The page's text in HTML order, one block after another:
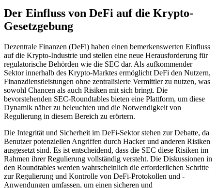
Der Einfluss von DeFi auf die Krypto-
Gesetzgebung
Dezentrale Finanzen (DeFi) haben einen bemerkenswerten Einfluss
auf die Krypto-Industrie und stellen eine neue Herausforderung für
regulatorische Behörden wie die SEC dar. Als aufkommender
Sektor innerhalb des Krypto-Marktes ermöglicht DeFi den Nutzern,
Finanzdienstleistungen ohne zentralisierte Vermittler zu nutzen, was
sowohl Chancen als auch Risiken mit sich bringt. Die
bevorstehenden SEC-Roundtables bieten eine Plattform, um diese
Dynamik näher zu beleuchten und die Notwendigkeit von
Regulierung in diesem Bereich zu erörtern.
Die Integrität und Sicherheit im DeFi-Sektor stehen zur Debatte, da
Benutzer potenziellen Angriffen durch Hacker und anderen Risiken
ausgesetzt sind. Es ist entscheidend, dass die SEC diese Risiken im
Rahmen ihrer Regulierung vollständig versteht. Die Diskussionen in
den Roundtables werden wahrscheinlich die erforderlichen Schritte
zur Regulierung und Kontrolle von DeFi-Protokollen und -
Anwendungen umfassen, um einen sicheren und